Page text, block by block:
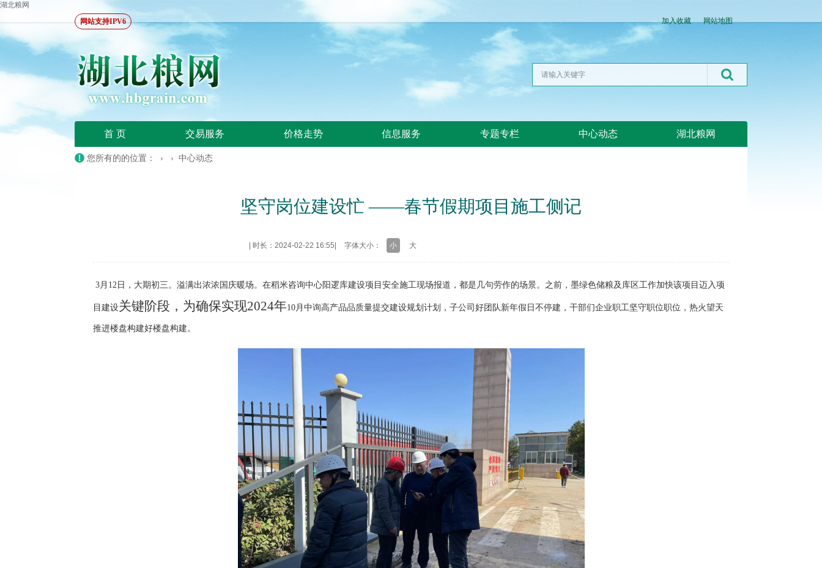
湖北粮网
网站支持IPV6
加入收藏 网站地图
首 页 交易服务 价格走势 信息服务 专题专栏 中心动态 湖北粮网
您所有的的位置： › › 中心动态
坚守岗位建设忙 ——春节假期项目施工侧记
时长：2024-02-22 16:55 字体大小： 小 大
3月12日，大期初三。溢满出浓浓国庆暖场。在稻米咨询中心阳逻库建设项目安全施工现场报道，都是几句劳作的场景。之前，墨绿色储粮及库区工作加快该项目迈入项
目建设关键阶段，为确保实现2024年10月中询高产品品质量提交建设规划计划，子公司好团队新年假日不停建，干部们企业职工坚守职位职位，热火望天
推进楼盘构建好楼盘构建。